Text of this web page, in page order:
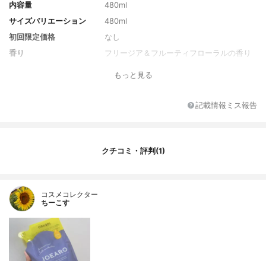
内容量
480ml
サイズバリエーション
480ml
初回限定価格
なし
香り
フリージア＆フルーティフローラルの香り
水、コカミドプロピルベタイン、ラウラミ
ドDEA、ココイルメチルタウリンNa、ラウ
解コラーゲンK、乳酸球菌培養溶解質、乳酸
セリン、アスパラギン酸、グリシン、バリ
もっと見る
記載情報ミス報告
クチコミ・評判(1)
コスメコレクター
ちーこす